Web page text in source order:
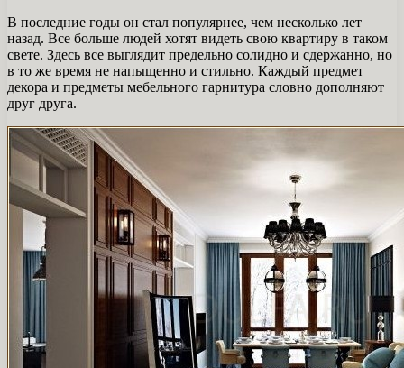
В последние годы он стал популярнее, чем несколько лет
назад. Все больше людей хотят видеть свою квартиру в таком
свете. Здесь все выглядит предельно солидно и сдержанно, но
в то же время не напыщенно и стильно. Каждый предмет
декора и предметы мебельного гарнитура словно дополняют
друг друга.